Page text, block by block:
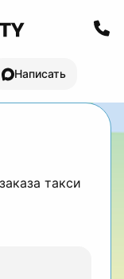
Написать
такси